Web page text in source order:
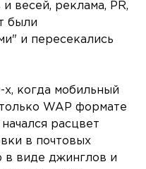
весей, реклама, PR,
были
и пересекались
когда мобильный
WAP формате
расцвет
в почтовых
в виде джинглов и